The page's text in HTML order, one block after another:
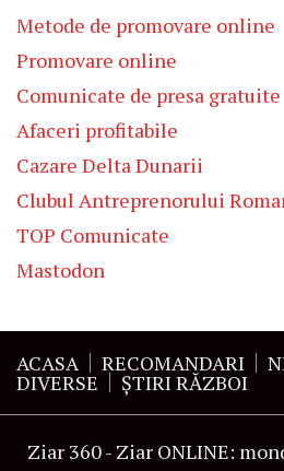
Metode de promovare online
Promovare online
Comunicate de presa gratuite
Afaceri profitabile
Cazare Delta Dunarii
Clubul Antreprenorului
TOP Comunicate
Mastodon
ACASA RECOMANDARI
DIVERSE ŞTIRI RĂZBOI
Ziar 360 - Ziar ONLINE: